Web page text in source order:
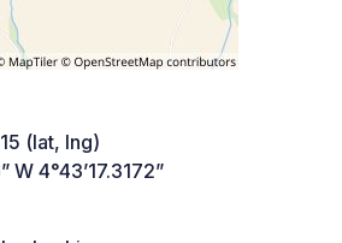
(lat, lng)
W 4°43’17.3172”